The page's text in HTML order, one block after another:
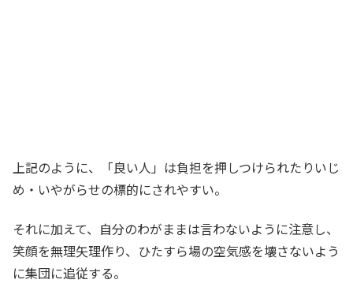
上記のように、「良い人」は負担を押しつけられたりいじ
め・いやがらせの標的にされやすい。
それに加えて、自分のわがままは言わないように注意し、
笑顔を無理矢理作り、ひたすら場の空気感を壊さないよう
に集団に追従する。